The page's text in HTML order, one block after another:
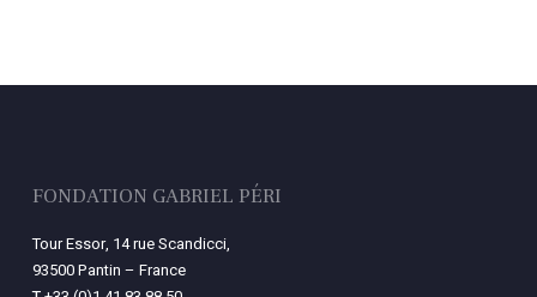
FONDATION GABRIEL PÉRI
Tour Essor, 14 rue Scandicci,
93500 Pantin – France